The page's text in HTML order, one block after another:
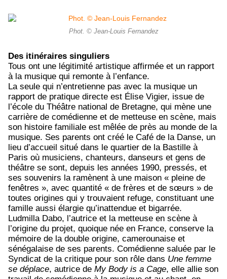
Phot. © Jean-Louis Fernandez
Des itinéraires singuliers
Tous ont une légitimité artistique affirmée et un rapport
à la musique qui remonte à l’enfance.
La seule qui n’entretienne pas avec la musique un
rapport de pratique directe est Élise Vigier, issue de
l’école du Théâtre national de Bretagne, qui mène une
carrière de comédienne et de metteuse en scène, mais
son histoire familiale est mêlée de près au monde de la
musique. Ses parents ont créé le Café de la Danse, un
lieu d’accueil situé dans le quartier de la Bastille à
Paris où musiciens, chanteurs, danseurs et gens de
théâtre se sont, depuis les années 1990, pressés, et
ses souvenirs la ramènent à une maison « pleine de
fenêtres », avec quantité « de frères et de sœurs » de
toutes origines qui y trouvaient refuge, constituant une
famille aussi élargie qu’inattendue et bigarrée.
Ludmilla Dabo, l’autrice et la metteuse en scène à
l’origine du projet, quoique née en France, conserve la
mémoire de la double origine, camerounaise et
sénégalaise de ses parents. Comédienne saluée par le
Syndicat de la critique pour son rôle dans Une femme
se déplace, autrice de My Body is a Cage, elle allie son